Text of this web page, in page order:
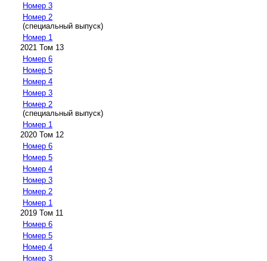
Номер 3
Номер 2
(специальный выпуск)
Номер 1
2021 Том 13
Номер 6
Номер 5
Номер 4
Номер 3
Номер 2
(специальный выпуск)
Номер 1
2020 Том 12
Номер 6
Номер 5
Номер 4
Номер 3
Номер 2
Номер 1
2019 Том 11
Номер 6
Номер 5
Номер 4
Номер 3